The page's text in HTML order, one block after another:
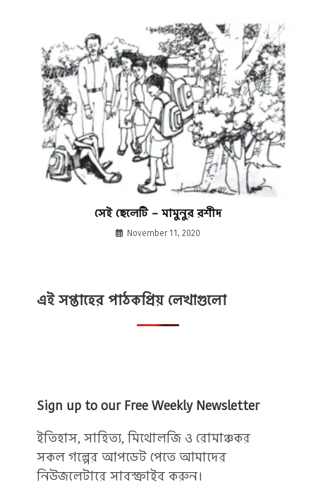
সেই ছেলেটি – মামুনুর রশীদ
November 11, 2020
এই সপ্তাহের পাঠকপ্রিয় লেখাগুলো
Sign up to our Free Weekly Newsletter
ইতিহাস, সাহিত্য, মিথোলজি ও রোমাঞ্চকর
সকল গল্পের আপডেট পেতে আমাদের
নিউজলেটারে সাবস্ক্রাইব করুন।